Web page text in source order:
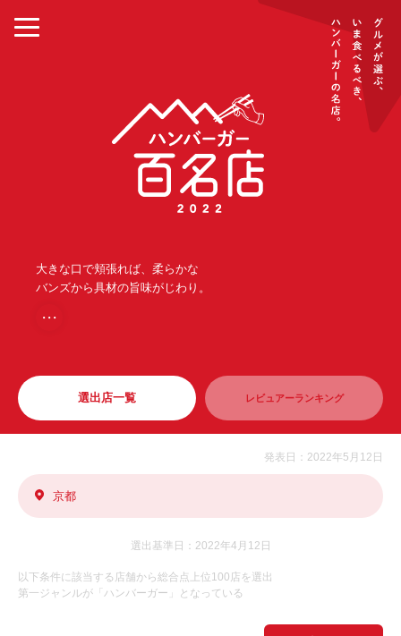
大きな口で頬張れば、柔らかな
バンズから具材の旨味がじわり。
・・・
選出店一覧 レビュアーランキング
発表日：2022年5月12日
京都
選出基準日：2022年4月12日
以下条件に該当する店舗から総合点上位100店を選出
第一ジャンルが「ハンバーガー」となっている